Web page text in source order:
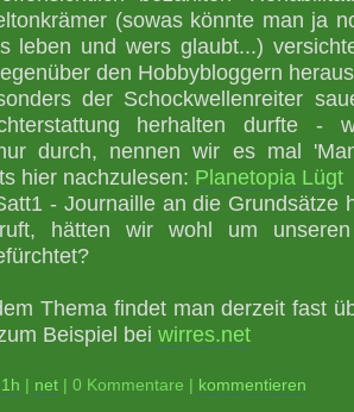
(sowas könnte man ja
leben und wers glaubt...)
den Hobbybloggern
der Schockwellenreiter
herhalten durfte -
durch, nennen wir es mal
hier nachzulesen: Planetopia Lügt
- Journaille an die Grundsätze
hätten wir wohl um
Thema findet man derzeit fast
Beispiel bei wirres.net
net | 0 Kommentare | kommentieren